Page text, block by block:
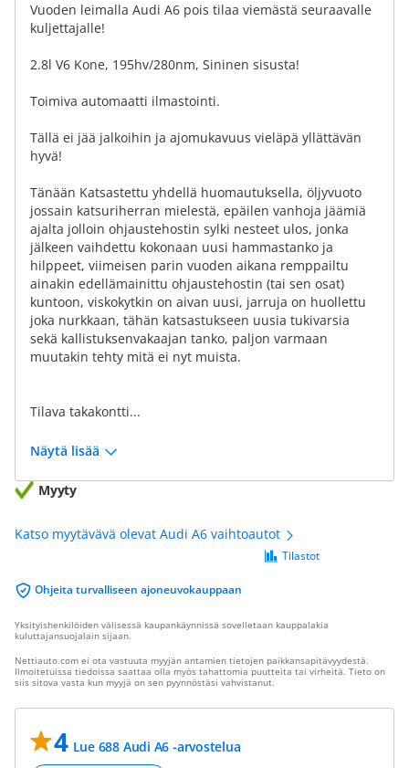
Vuoden leimalla Audi A6 pois tilaa viemästä seuraavalle
kuljettajalle!
2.8l V6 Kone, 195hv/280nm, Sininen sisusta!
Toimiva automaatti ilmastointi.
Tällä ei jää jalkoihin ja ajomukavuus vieläpä yllättävän
hyvä!
Tänään Katsastettu yhdellä huomautuksella, öljyvuoto
jossain katsuriherran mielestä, epäilen vanhoja jäämiä
ajalta jolloin ohjaustehostin sylki nesteet ulos, jonka
jälkeen vaihdettu kokonaan uusi hammastanko ja
hilppeet, viimeisen parin vuoden aikana remppailtu
ainakin edellämainittu ohjaustehostin (tai sen osat)
kuntoon, viskokytkin on aivan uusi, jarruja on huollettu
joka nurkkaan, tähän katsastukseen uusia tukivarsia
sekä kallistuksenvakaajan tanko, paljon varmaan
muutakin tehty mitä ei nyt muista.
Tilava takakontti...
Näytä lisää
Myyty
Katso myytävävä olevat Audi A6 vaihtoautot
Ohjeita turvalliseen ajoneuvokauppaan
Tilastot
Yksityishenkilöiden välisessä kaupankäynnissä sovelletaan kauppalakia
kuluttajansuojalain sijaan.
Nettiauto.com ei ota vastuuta myyjän antamien tietojen paikkansapitävyydestä.
Ilmoitetuissa tiedoissa saattaa olla myös tahattomia puutteita tai virheitä. Tieto on
siis sitova vasta kun myyjä on sen pyynnöstäsi vahvistanut.
4 Lue 688 Audi A6 -arvostelua